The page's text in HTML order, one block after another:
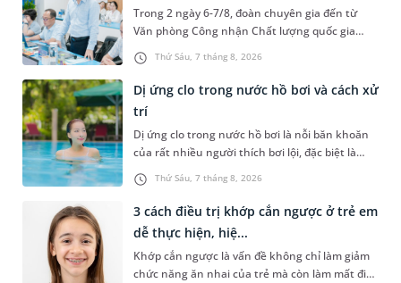
Thứ Sáu, 7 tháng 8, 2026
Trong 2 ngày 6-7/8, đoàn chuyên gia đến từ
Văn phòng Công nhận Chất lượng quốc gia
(BoA) đã ghi nhận và đánh giá cao nỗ lực duy trì
hệ thống quản lý chất lượ...
Thứ Sáu, 7 tháng 8, 2026
Dị ứng clo trong nước hồ bơi và cách xử
trí
Dị ứng clo trong nước hồ bơi là nỗi băn khoăn
của rất nhiều người thích bơi lội, đặc biệt là
những trường hợp thường xuyên bơi ở những
hồ bơi nhân tạo. Bài v...
3 cách điều trị khớp cắn ngược ở trẻ em
dễ thực hiện, hiệ...
Khớp cắn ngược là vấn đề không chỉ làm giảm
chức năng ăn nhai của trẻ mà còn làm mất đi